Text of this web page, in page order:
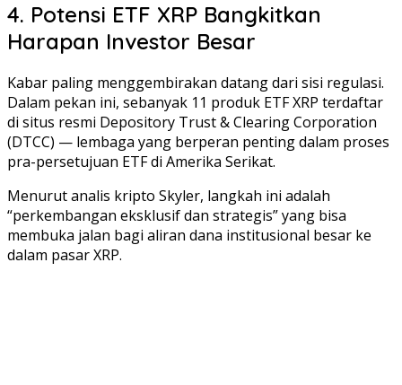
4. Potensi ETF XRP Bangkitkan
Harapan Investor Besar
Kabar paling menggembirakan datang dari sisi regulasi.
Dalam pekan ini, sebanyak 11 produk ETF XRP terdaftar
di situs resmi Depository Trust & Clearing Corporation
(DTCC) — lembaga yang berperan penting dalam proses
pra-persetujuan ETF di Amerika Serikat.
Menurut analis kripto Skyler, langkah ini adalah
“perkembangan eksklusif dan strategis” yang bisa
membuka jalan bagi aliran dana institusional besar ke
dalam pasar XRP.